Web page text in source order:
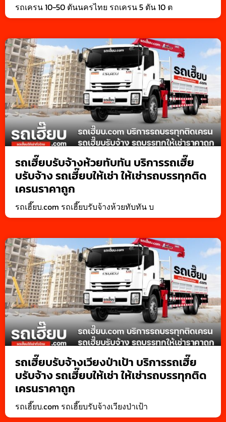
รถเครน 10-50 ตันนครไทย รถเครน 5 ตัน 10 ต
รถเฮี๊ยบรับจ้างห้วยทับทัน บริการรถเฮี๊ย
บรับจ้าง รถเฮี๊ยบให้เช่า ให้เช่ารถบรรทุกติด
เครนราคาถูก
รถเฮี๊ยบ.com รถเฮี๊ยบรับจ้างห้วยทับทัน บ
รถเฮี๊ยบรับจ้างเวียงป่าเป้า บริการรถเฮี๊ย
บรับจ้าง รถเฮี๊ยบให้เช่า ให้เช่ารถบรรทุกติด
เครนราคาถูก
รถเฮี๊ยบ.com รถเฮี๊ยบรับจ้างเวียงป่าเป้า